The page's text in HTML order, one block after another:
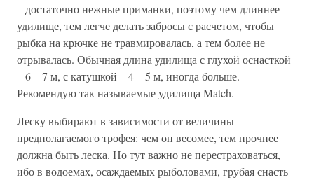
– достаточно нежные приманки, поэтому чем длиннее
удилище, тем легче делать забросы с расчетом, чтобы
рыбка на крючке не травмировалась, а тем более не
отрывалась. Обычная длина удилища с глухой оснасткой
– 6—7 м, с катушкой – 4—5 м, иногда больше.
Рекомендую так называемые удилища Match.
Леску выбирают в зависимости от величины
предполагаемого трофея: чем он весомее, тем прочнее
должна быть леска. Но тут важно не перестраховаться,
ибо в водоемах, осаждаемых рыболовами, грубая снасть